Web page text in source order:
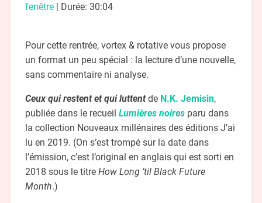
fenêtre| Durée: 30:04
Pour cette rentrée, vortex & rotative vous propose
un format un peu spécial : la lecture d’une nouvelle,
sans commentaire ni analyse.
Ceux qui restent et qui luttentde N.K. Jemisin,
publiée dans le recueil Lumières noiresparu dans
la collection Nouveaux millénaires des éditions J’ai
lu en 2019. (On s’est trompé sur la date dans
l’émission, c’est l’original en anglais qui est sorti en
2018 sous le titre How Long ’til Black Future
Month.)